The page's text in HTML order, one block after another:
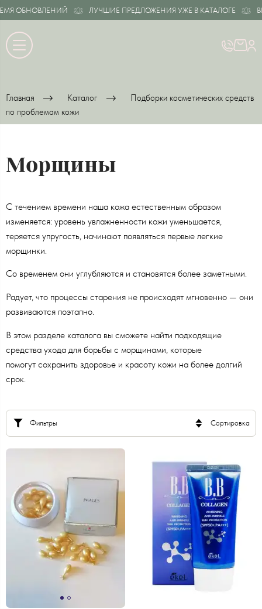
ЛУЧШИЕ ПРЕДЛОЖЕНИЯ УЖЕ В КАТАЛОГЕ
Главная Каталог
Подборки косметических средств
по проблемам кожи
Морщины
С течением времени наша кожа естественным образом
изменяется: уровень увлажненности кожи уменьшается,
теряется упругость, начинают появляться первые легкие
морщинки.
Со временем они углубляются и становятся более заметными.
Радует, что процессы старения не происходят мгновенно — они
развиваются поэтапно.
В этом разделе каталога вы сможете найти подходящие
средства ухода для борьбы с морщинами, которые
помогут сохранить здоровье и красоту кожи на более долгий
срок.
Фильтры Сортировка